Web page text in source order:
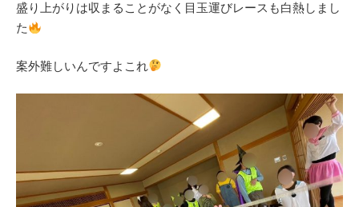
盛り上がりは収まることがなく目玉運びレースも白熱しまし
た
案外難しいんですよこれ